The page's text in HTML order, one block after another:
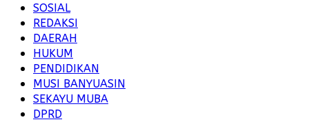
SOSIAL
REDAKSI
DAERAH
HUKUM
PENDIDIKAN
MUSI BANYUASIN
SEKAYU MUBA
DPRD